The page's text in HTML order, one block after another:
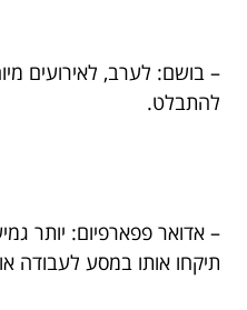
– בושם: לערב, לאירועים
להתבלט.
– אדואר פפארפיום: יותר
תיקחו אותו במסע לעבודה